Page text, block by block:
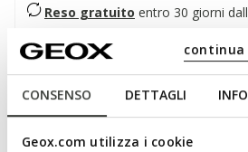
CONSENSO DETTAGLI
Geox.com utilizza i cookie
Reso gratuito entro 30 giorni
Scarpa formale uomo che assicura
un eccellente livello di
liscia, è qui proposta in una rigorosa